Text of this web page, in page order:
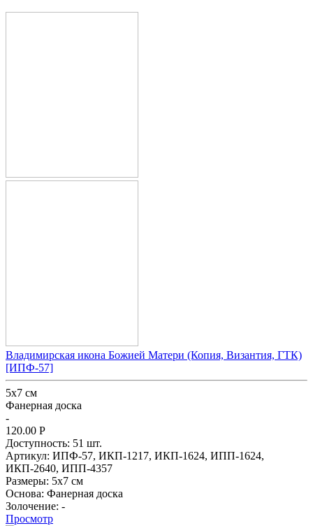
Владимирская икона Божией Матери (Копия, Византия, ГТК)
[ИПФ-57]
5x7 см
Фанерная доска
-
120.00 Р
Доступность: 51 шт.
Артикул: ИПФ-57, ИКП-1217, ИКП-1624, ИПП-1624,
ИКП-2640, ИПП-4357
Размеры: 5x7 см
Основа: Фанерная доска
Золочение: -
Просмотр